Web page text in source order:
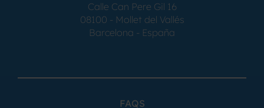
Calle Can Pere Gil 16
08100 - Mollet del Vallés
Barcelona - España
FAQS